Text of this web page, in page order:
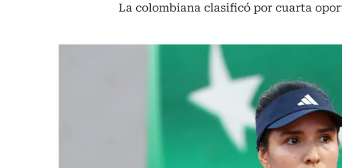
La colombiana clasificó por cuarta